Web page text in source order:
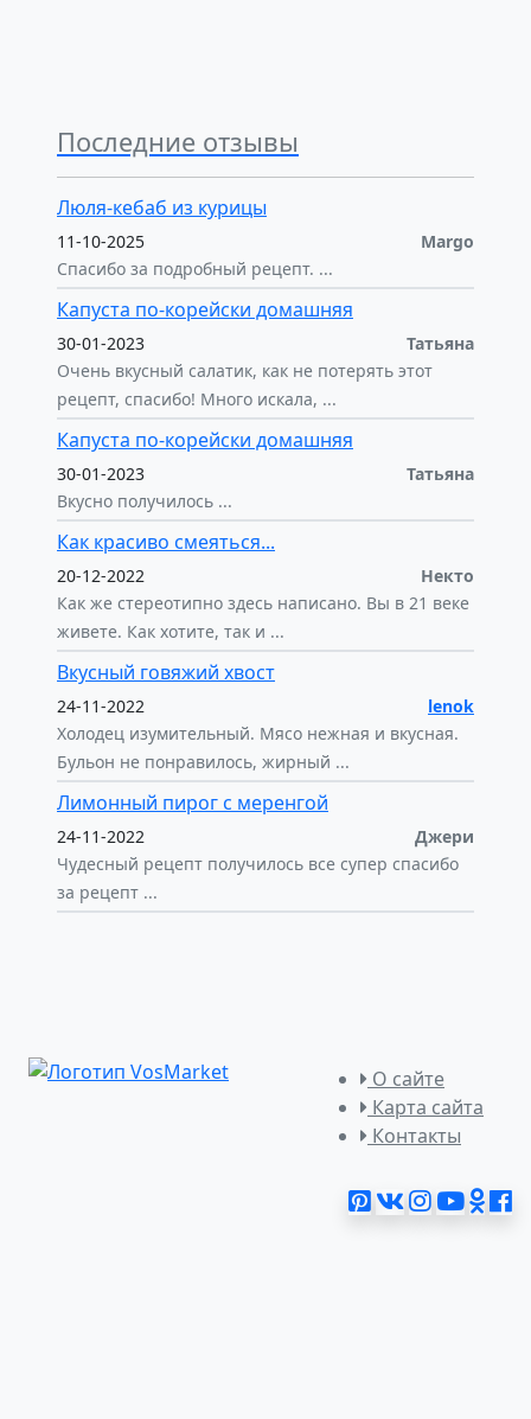
Последние отзывы
Люля-кебаб из курицы
11-10-2025
Margo
Спасибо за подробный рецепт. ...
Капуста по-корейски домашняя
30-01-2023
Татьяна
Очень вкусный салатик, как не потерять этот
рецепт, спасибо! Много искала, ...
Капуста по-корейски домашняя
30-01-2023
Татьяна
Вкусно получилось ...
Как красиво смеяться...
20-12-2022
Некто
Как же стереотипно здесь написано. Вы в 21 веке
живете. Как хотите, так и ...
Вкусный говяжий хвост
24-11-2022
lenok
Холодец изумительный. Мясо нежная и вкусная.
Бульон не понравилось, жирный ...
Лимонный пирог с меренгой
24-11-2022
Джери
Чудесный рецепт получилось все супер спасибо
за рецепт ...
О сайте
Карта сайта
Контакты